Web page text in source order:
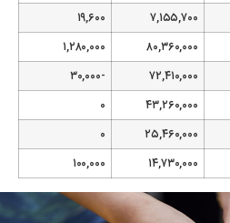
۷,۱۵۵,۷۰۰
۱۹,۶۰۰
۸۰,۳۶۰,۰۰۰
۱,۲۸۰,۰۰۰
۷۲,۴۱۰,۰۰۰
۴۳,۲۶۰,۰۰۰
۲۵,۴۶۰,۰۰۰
۱۴,۷۳۰,۰۰۰ ۱۰۰,۰۰۰